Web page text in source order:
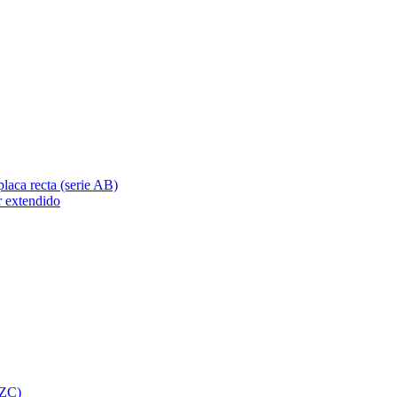
recta (serie AB)
extendido